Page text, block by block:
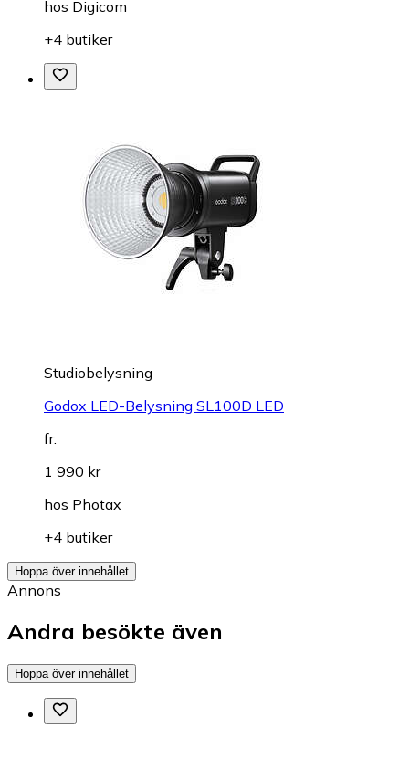
hos Digicom
+4 butiker
Studiobelysning
Godox LED-Belysning SL100D LED
fr.
1 990 kr
hos Photax
+4 butiker
Hoppa över innehållet
Annons
Andra besökte även
Hoppa över innehållet